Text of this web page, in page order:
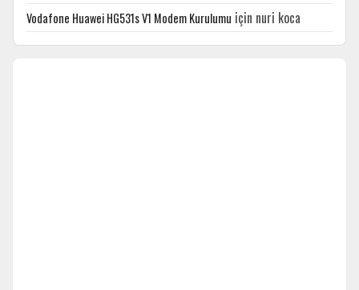
Vodafone Huawei HG531s V1 Modem Kurulumu için nuri koca